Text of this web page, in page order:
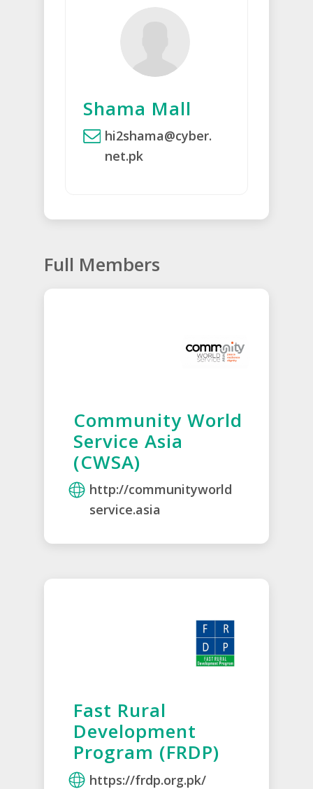
Shama Mall
hi2shama@cyber.
net.pk
Full Members
Community World
Service Asia
(CWSA)
http://communityworld
service.asia
Fast Rural
Development
Program (FRDP)
https://frdp.org.pk/